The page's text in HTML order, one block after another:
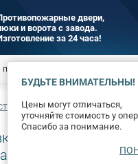
двери,
и ворота с завода.
за 24 часа!
монтаж
БУДЬТЕ ВНИМАТЕЛЬНЫ!
Цены могут отличаться,
уточняйте стоимость у
Спасибо за понимание.
партии дверей EI
Нагатино»